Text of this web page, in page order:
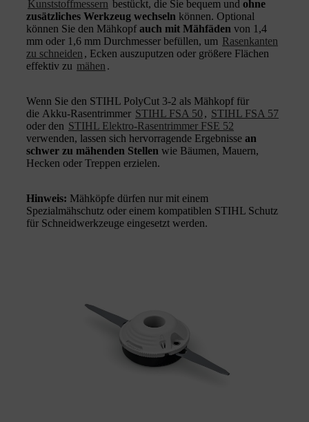
Kunststoffmessern bestückt, die Sie bequem und ohne
zusätzliches Werkzeug wechseln können. Optional
können Sie den Mähkopf auch mit Mähfäden von 1,4
mm oder 1,6 mm Durchmesser befüllen, um Rasenkanten
zu schneiden , Ecken auszuputzen oder größere Flächen
effektiv zu mähen .
Wenn Sie den STIHL PolyCut 3-2 als Mähkopf für
die Akku-Rasentrimmer STIHL FSA 50, STIHL FSA 57
oder den STIHL Elektro-Rasentrimmer FSE 52
verwenden, lassen sich hervorragende Ergebnisse an
schwer zu mähenden Stellen wie Bäumen, Mauern,
Hecken oder Treppen erzielen.
Hinweis: Mähköpfe dürfen nur mit einem
Spezialmähschutz oder einem kompatiblen STIHL Schutz
für Schneidwerkzeuge eingesetzt werden.